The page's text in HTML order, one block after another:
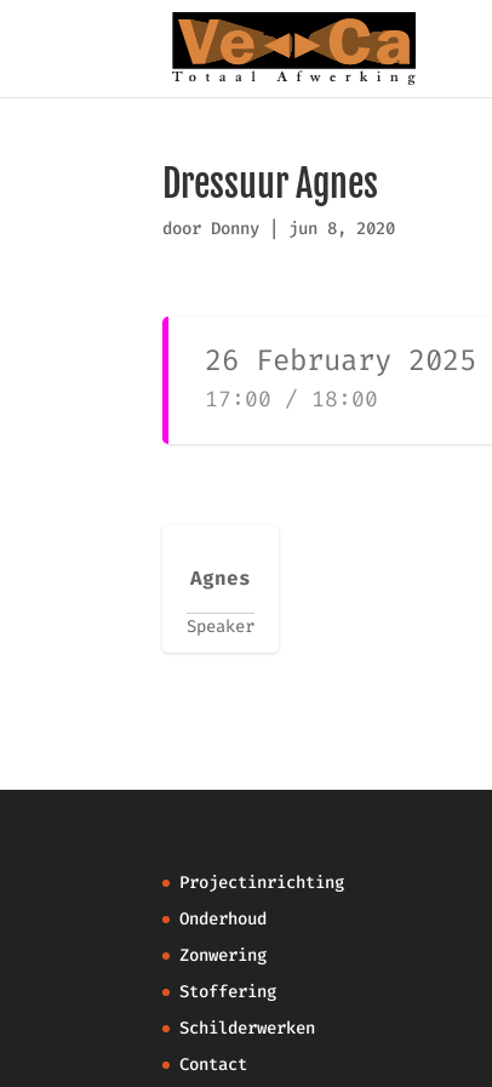
Dressuur Agnes
door Donny jun 8, 2020
26 February 2025
17:00 / 18:00
Agnes
Speaker
Projectinrichting
Onderhoud
Zonwering
Stoffering
Schilderwerken
Contact